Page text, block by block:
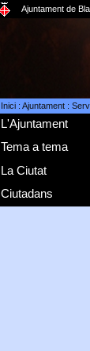
Ajuntament de
Inici: Ajuntament:
L'Ajuntament
Tema a tema
La Ciutat
Ciutadans